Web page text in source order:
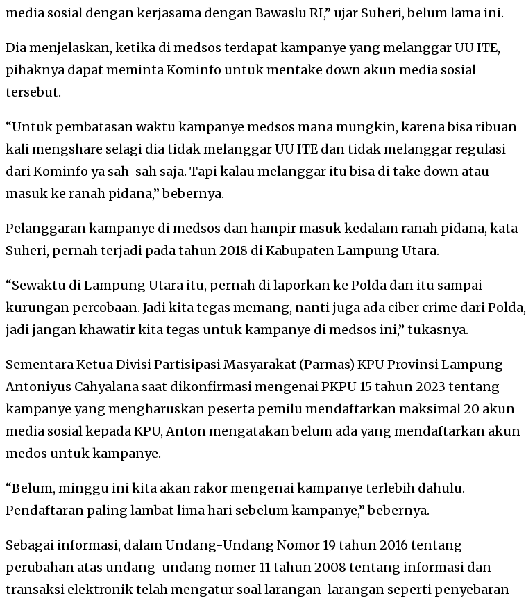
media sosial dengan kerjasama dengan Bawaslu RI,” ujar Suheri, belum lama ini.
Dia menjelaskan, ketika di medsos terdapat kampanye yang melanggar UU ITE,
pihaknya dapat meminta Kominfo untuk mentake down akun media sosial
tersebut.
“Untuk pembatasan waktu kampanye medsos mana mungkin, karena bisa ribuan
kali mengshare selagi dia tidak melanggar UU ITE dan tidak melanggar regulasi
dari Kominfo ya sah-sah saja. Tapi kalau melanggar itu bisa di take down atau
masuk ke ranah pidana,” bebernya.
Pelanggaran kampanye di medsos dan hampir masuk kedalam ranah pidana, kata
Suheri, pernah terjadi pada tahun 2018 di Kabupaten Lampung Utara.
“Sewaktu di Lampung Utara itu, pernah di laporkan ke Polda dan itu sampai
kurungan percobaan. Jadi kita tegas memang, nanti juga ada ciber crime dari Polda,
jadi jangan khawatir kita tegas untuk kampanye di medsos ini,” tukasnya.
Sementara Ketua Divisi Partisipasi Masyarakat (Parmas) KPU Provinsi Lampung
Antoniyus Cahyalana saat dikonfirmasi mengenai PKPU 15 tahun 2023 tentang
kampanye yang mengharuskan peserta pemilu mendaftarkan maksimal 20 akun
media sosial kepada KPU, Anton mengatakan belum ada yang mendaftarkan akun
medos untuk kampanye.
“Belum, minggu ini kita akan rakor mengenai kampanye terlebih dahulu.
Pendaftaran paling lambat lima hari sebelum kampanye,” bebernya.
Sebagai informasi, dalam Undang-Undang Nomor 19 tahun 2016 tentang
perubahan atas undang-undang nomer 11 tahun 2008 tentang informasi dan
transaksi elektronik telah mengatur soal larangan-larangan seperti penyebaran